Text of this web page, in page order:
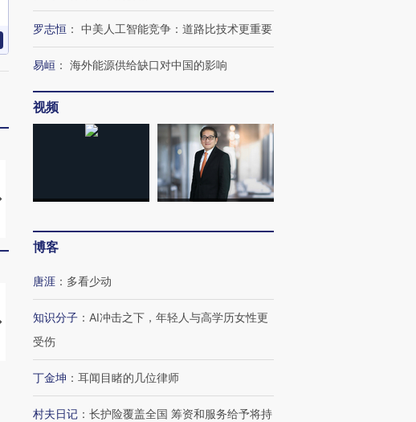
马航飞行员跨国走私7万
视线｜被称为“蟑螂”的印
育部长拱下台
视线｜“入侵”还是“人道危
飞地休达
【推广】走进第四届链博
会，让数智科技“链”接产
【商旅对话】华住集团
罗志恒 ： 中美人工智能竞争：道路比技术更重要
易峘 ： 海外能源供给缺口对中国的影响
视频
博客
唐涯 ： 多看少动
知识分子 ： AI冲击之下，年轻人与高学历女性更
受伤
丁金坤 ： 耳闻目睹的几位律师
村夫日记 ： 长护险覆盖全国 筹资和服务给予将持